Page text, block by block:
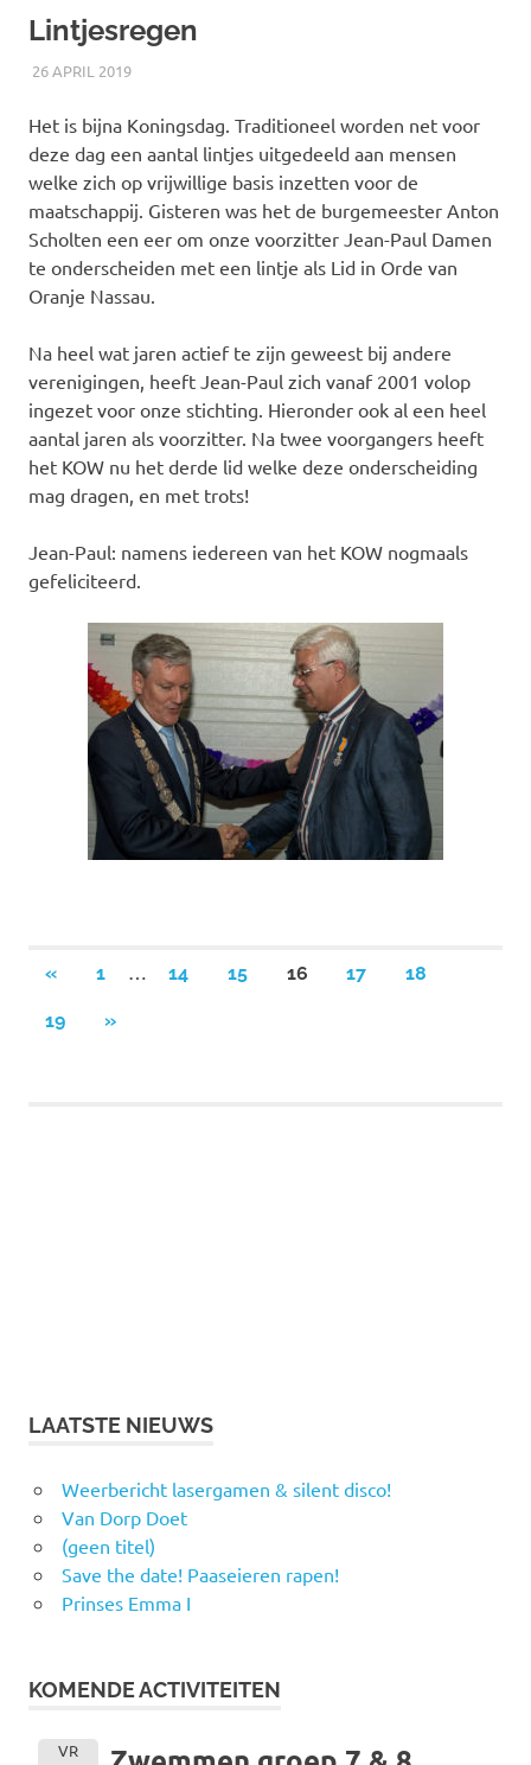
Lintjesregen
26 APRIL 2019RICK
NIEUWS
Het is bijna Koningsdag. Traditioneel worden net voor
deze dag een aantal lintjes uitgedeeld aan mensen
welke zich op vrijwillige basis inzetten voor de
maatschappij. Gisteren was het de burgemeester Anton
Scholten een eer om onze voorzitter Jean-Paul Damen
te onderscheiden met een lintje als Lid in Orde van
Oranje Nassau.
Na heel wat jaren actief te zijn geweest bij andere
verenigingen, heeft Jean-Paul zich vanaf 2001 volop
ingezet voor onze stichting. Hieronder ook al een heel
aantal jaren als voorzitter. Na twee voorgangers heeft
het KOW nu het derde lid welke deze onderscheiding
mag dragen, en met trots!
Jean-Paul: namens iedereen van het KOW nogmaals
gefeliciteerd.
Berichten
paginering
«VORIGE
1 … 14 15 16 17 18
19
VOLGENDE
»
LAATSTE NIEUWS
Weerbericht lasergamen & silent disco!
Van Dorp Doet
(geen titel)
Save the date! Paaseieren rapen!
Prinses Emma I
KOMENDE ACTIVITEITEN
VR